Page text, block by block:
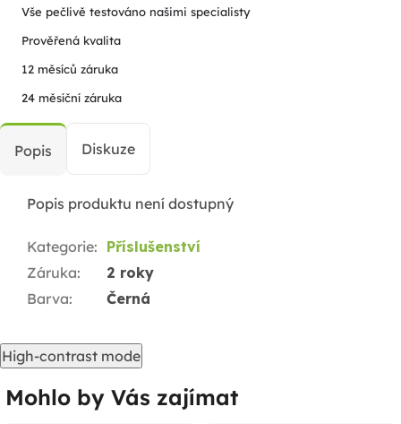
Vše pečlivě testováno našimi specialisty
Prověřená kvalita
12 měsíců záruka
24 měsíční záruka
Popis Diskuze
Popis produktu není dostupný
Kategorie: Příslušenství
Záruka:
2 roky
Barva: Černá
High-contrast mode
Mohlo by Vás zajímat